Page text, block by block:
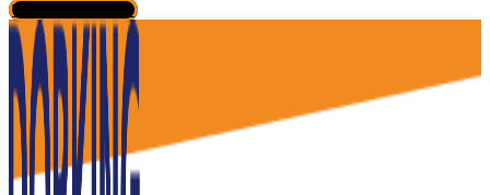
VER PRODUCTO